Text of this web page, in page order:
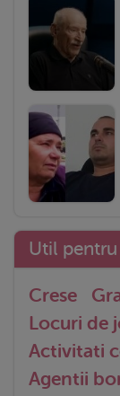
Util
Crese
Locuri de
Activitati
Agentii